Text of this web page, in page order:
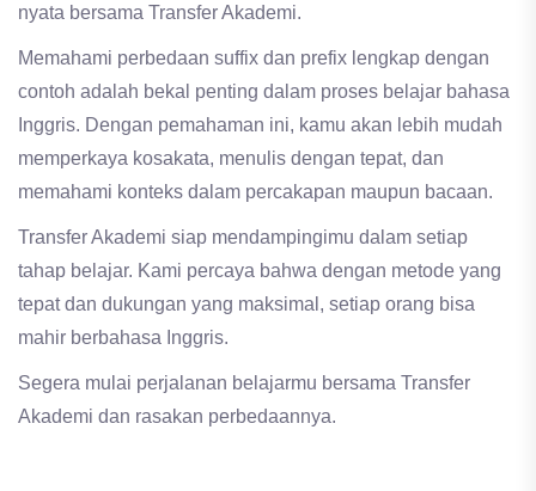
nyata bersama Transfer Akademi.
Memahami perbedaan suffix dan prefix lengkap dengan
contoh adalah bekal penting dalam proses belajar bahasa
Inggris. Dengan pemahaman ini, kamu akan lebih mudah
memperkaya kosakata, menulis dengan tepat, dan
memahami konteks dalam percakapan maupun bacaan.
Transfer Akademi siap mendampingimu dalam setiap
tahap belajar. Kami percaya bahwa dengan metode yang
tepat dan dukungan yang maksimal, setiap orang bisa
mahir berbahasa Inggris.
Segera mulai perjalanan belajarmu bersama Transfer
Akademi dan rasakan perbedaannya.